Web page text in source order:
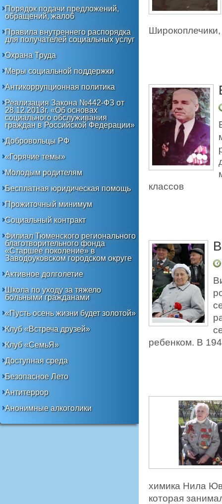
классов
ребенком. В
химика Нила
которая
Порядок подачи предложений,
обращений, жалоб
Правила внутреннего распорядка
для получателей социальных услуг
Охрана Труда
Меры социальной поддержки
Антикоррупционная политика
Реализация Закона №442-ФЗ от
28.12.2013г. «Об основах
социального обслуживания
граждан в Российской Федерации»
Добровольцы РФ
«Горячие темы»
Молодым родителям
Бесплатная юридическая помощь
Прожиточный минимум
Социальный контракт
Филиал Тюменского регионального
благотворительного фонда
«Старшее поколение» в
Заводоуковском городском округе
Активное долголетие
Школа по уходу за тяжело
больными гражданами
«Пусть осень жизни будет золотой»
Клуб «Встреча друзей»
Клуб «СемьЯ»
Доступная среда
Безопасное Лето
Антитеррор
Анонимные алкоголики